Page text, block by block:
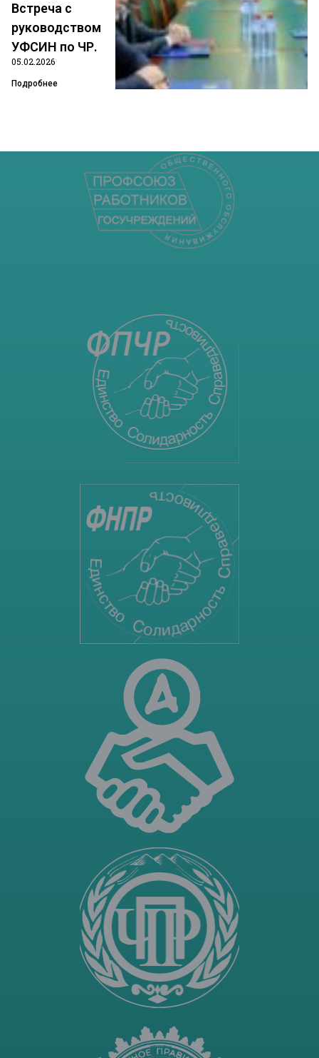
14.08.2018 Комментариев нет
Встреча с
руководством
УФСИН по ЧР.
05.02.2026
Подробнее